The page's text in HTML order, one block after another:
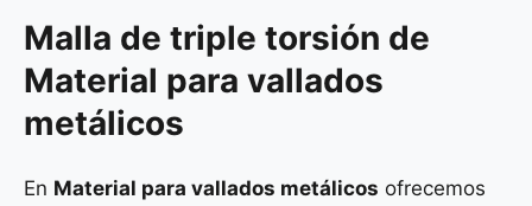
Malla de triple torsión de
Material para vallados
metálicos
En Material para vallados metálicos ofrecemos